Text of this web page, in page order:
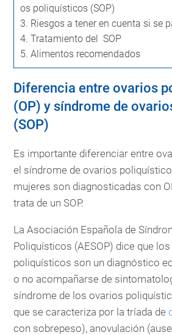
os poliquísticos (SOP)
3. Riesgos a tener en cuenta si se
4. Tratamiento del SOP
5. Alimentos recomendados
Diferencia entre ovarios
(OP) y síndrome de
(SOP)
Es importante diferenciar entre
el síndrome de ovarios
mujeres son diagnosticadas con
trata de un SOP.
La Asociación Española de
Poliquísticos (AESOP) dice que
poliquísticos son un diagnóstico
o no acompañarse de
síndrome de los ovarios
que se caracteriza por la tríada de
con sobrepeso), anovulación